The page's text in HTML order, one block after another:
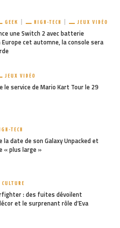
GEEK HIGH-TECH JEUX VIDÉO
une Switch 2 avec batterie
cet automne, la console sera
JEUX VIDÉO
le service de Mario Kart Tour le 29
TECH
la date de son Galaxy Unpacked et
« plus large »
CULTURE
: des fuites dévoilent
et le surprenant rôle d’Eva